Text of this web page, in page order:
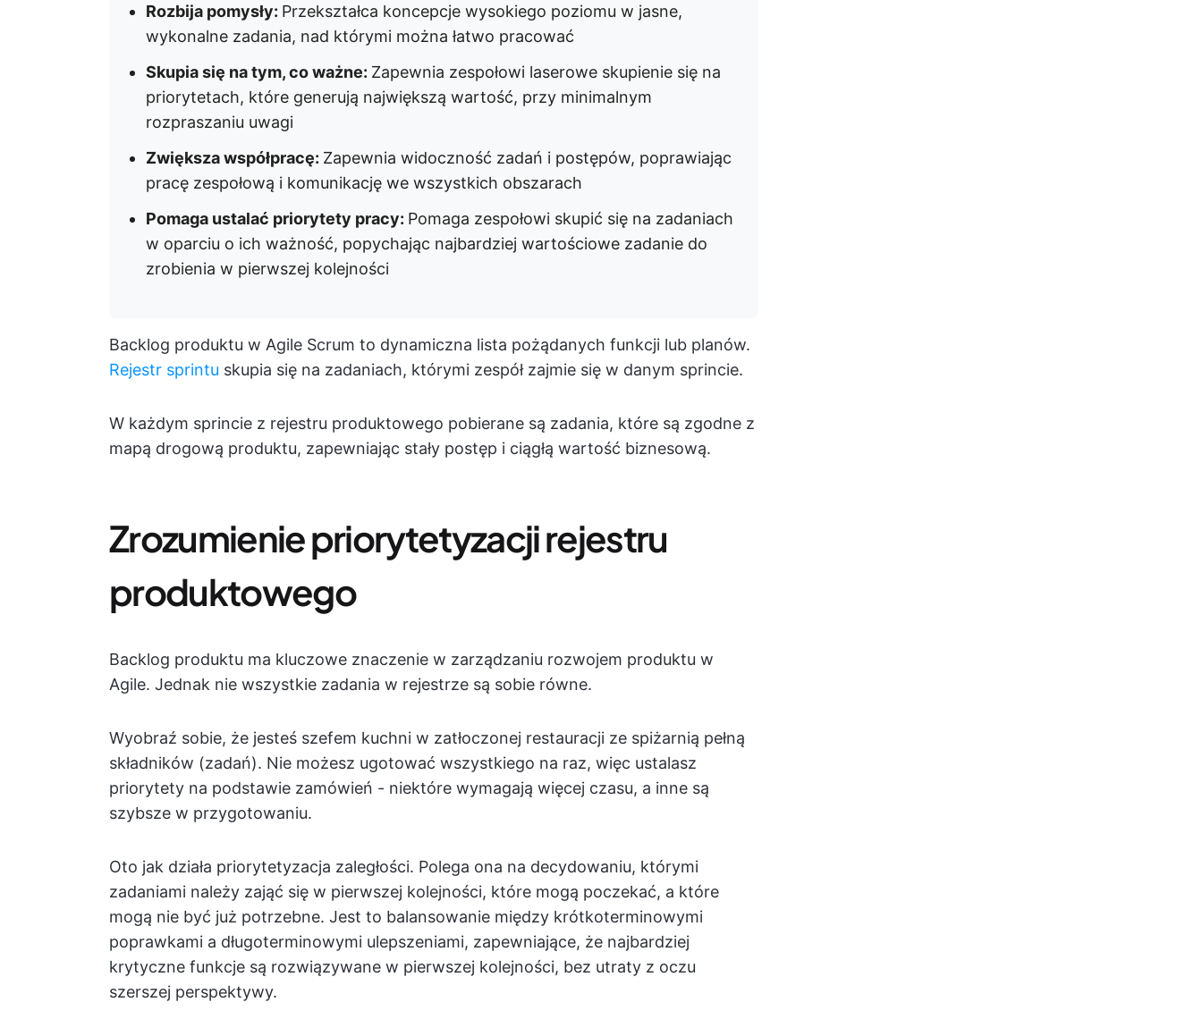
Rozbija pomysły: Przekształca koncepcje wysokiego poziomu w jasne,
wykonalne zadania, nad którymi można łatwo pracować
Skupia się na tym, co ważne: Zapewnia zespołowi laserowe skupienie się na
priorytetach, które generują największą wartość, przy minimalnym
rozpraszaniu uwagi
Zwiększa współpracę: Zapewnia widoczność zadań i postępów, poprawiając
pracę zespołową i komunikację we wszystkich obszarach
Pomaga ustalać priorytety pracy: Pomaga zespołowi skupić się na zadaniach
w oparciu o ich ważność, popychając najbardziej wartościowe zadanie do
zrobienia w pierwszej kolejności
Backlog produktu w Agile Scrum to dynamiczna lista pożądanych funkcji lub planów.
Rejestr sprintu skupia się na zadaniach, którymi zespół zajmie się w danym sprincie.
W każdym sprincie z rejestru produktowego pobierane są zadania, które są zgodne z
mapą drogową produktu, zapewniając stały postęp i ciągłą wartość biznesową.
Zrozumienie priorytetyzacji rejestru
produktowego
Backlog produktu ma kluczowe znaczenie w zarządzaniu rozwojem produktu w
Agile. Jednak nie wszystkie zadania w rejestrze są sobie równe.
Wyobraź sobie, że jesteś szefem kuchni w zatłoczonej restauracji ze spiżarnią pełną
składników (zadań). Nie możesz ugotować wszystkiego na raz, więc ustalasz
priorytety na podstawie zamówień - niektóre wymagają więcej czasu, a inne są
szybsze w przygotowaniu.
Oto jak działa priorytetyzacja zaległości. Polega ona na decydowaniu, którymi
zadaniami należy zająć się w pierwszej kolejności, które mogą poczekać, a które
mogą nie być już potrzebne. Jest to balansowanie między krótkoterminowymi
poprawkami a długoterminowymi ulepszeniami, zapewniające, że najbardziej
krytyczne funkcje są rozwiązywane w pierwszej kolejności, bez utraty z oczu
szerszej perspektywy.